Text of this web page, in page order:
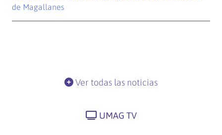
de Magallanes
Ver todas las noticias
UMAG TV